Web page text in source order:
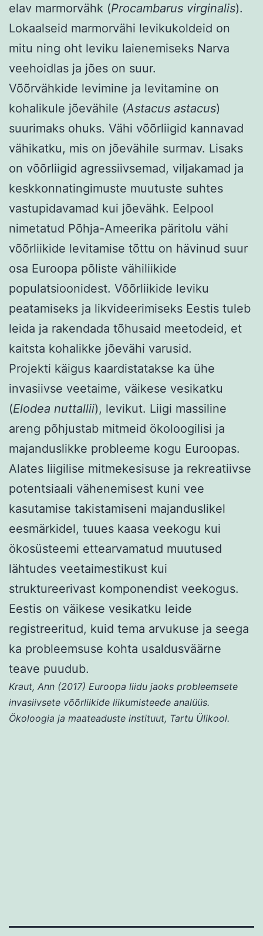
elav marmorvähk (Procambarus virginalis).
Lokaalseid marmorvähi levikukoldeid on
mitu ning oht leviku laienemiseks Narva
veehoidlas ja jões on suur.
Võõrvähkide levimine ja levitamine on
kohalikule jõevähile (Astacus astacus)
suurimaks ohuks. Vähi võõrliigid kannavad
vähikatku, mis on jõevähile surmav. Lisaks
on võõrliigid agressiivsemad, viljakamad ja
keskkonnatingimuste muutuste suhtes
vastupidavamad kui jõevähk. Eelpool
nimetatud Põhja-Ameerika päritolu vähi
võõrliikide levitamise tõttu on hävinud suur
osa Euroopa põliste vähiliikide
populatsioonidest. Võõrliikide leviku
peatamiseks ja likvideerimiseks Eestis tuleb
leida ja rakendada tõhusaid meetodeid, et
kaitsta kohalikke jõevähi varusid.
Projekti käigus kaardistatakse ka ühe
invasiivse veetaime, väikese vesikatku
(Elodea nuttallii), levikut. Liigi massiline
areng põhjustab mitmeid ökoloogilisi ja
majanduslikke probleeme kogu Euroopas.
Alates liigilise mitmekesisuse ja rekreatiivse
potentsiaali vähenemisest kuni vee
kasutamise takistamiseni majanduslikel
eesmärkidel, tuues kaasa veekogu kui
ökosüsteemi ettearvamatud muutused
lähtudes veetaimestikust kui
struktureerivast komponendist veekogus.
Eestis on väikese vesikatku leide
registreeritud, kuid tema arvukuse ja seega
ka probleemsuse kohta usaldusväärne
teave puudub.
Kraut, Ann (2017) Euroopa liidu jaoks probleemsete
invasiivsete võõrliikide liikumisteede analüüs.
Ökoloogia ja maateaduste instituut, Tartu Ülikool.